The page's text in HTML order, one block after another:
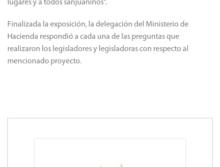
lugares y a todos sanjuaninos”.
Finalizada la exposición, la delegación del Ministerio de
Hacienda respondió a cada una de las preguntas que
realizaron los legisladores y legisladoras con respecto al
mencionado proyecto.